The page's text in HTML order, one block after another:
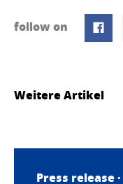
follow on
Weitere Artikel
Press release ·